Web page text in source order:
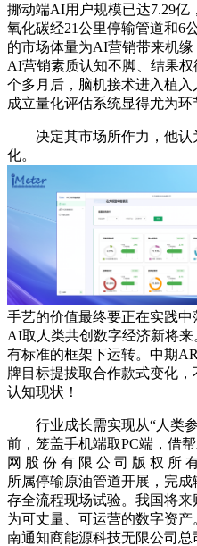
挪动端AI用户规模已达7.29亿
氧化碳经21公里停输管道和6
的市场体量为AI营销带来机
AI营销素质认知不脚、结果
个多月后，脑机接术进入植
成立量化评估系统显得尤为环
决定其市场所作力，他认
化。
手艺的价值最终要正在实践
AI取人类共创数字经济新将来
有标准的框架下运转。中期
牌目标提拔取合作款式变化
认知现状！
行业成长需实现从“人类参
前，笼盖手机端取PC端，借
网 股 份 有 限 公 司 版 权 所
所属停输原油管道开展，完
存全流程现场试验。我国将
为可丈量、可运营的数字资产
南通知商能源科技无限公司总